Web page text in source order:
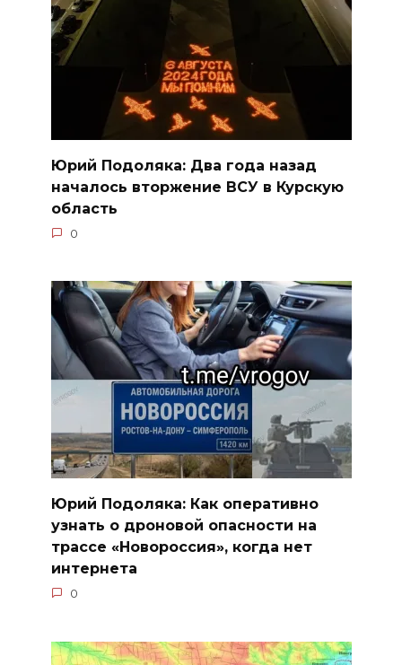
Юрий Подоляка: Два года назад
началось вторжение ВСУ в Курскую
область
0
Юрий Подоляка: Как оперативно
узнать о дроновой опасности на
трассе «Новороссия», когда нет
интернета
0